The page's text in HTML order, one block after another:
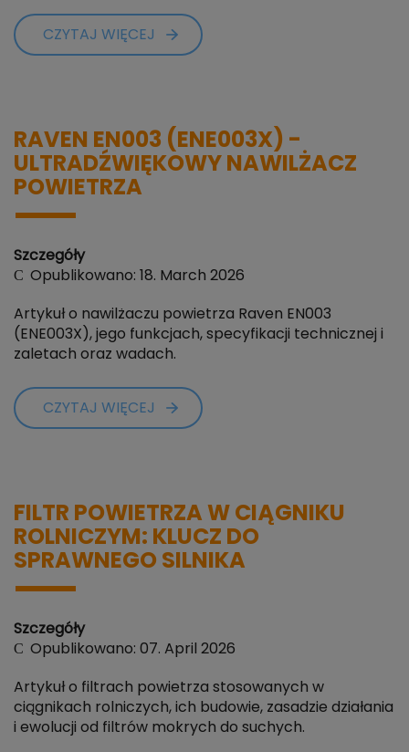
CZYTAJ WIĘCEJ
RAVEN EN003 (ENE003X) -
ULTRADŹWIĘKOWY NAWILŻACZ
POWIETRZA
Szczegóły
Opublikowano: 18. March 2026
Artykuł o nawilżaczu powietrza Raven EN003
(ENE003X), jego funkcjach, specyfikacji technicznej i
zaletach oraz wadach.
CZYTAJ WIĘCEJ
FILTR POWIETRZA W CIĄGNIKU
ROLNICZYM: KLUCZ DO
SPRAWNEGO SILNIKA
Szczegóły
Opublikowano: 07. April 2026
Artykuł o filtrach powietrza stosowanych w
ciągnikach rolniczych, ich budowie, zasadzie działania
i ewolucji od filtrów mokrych do suchych.